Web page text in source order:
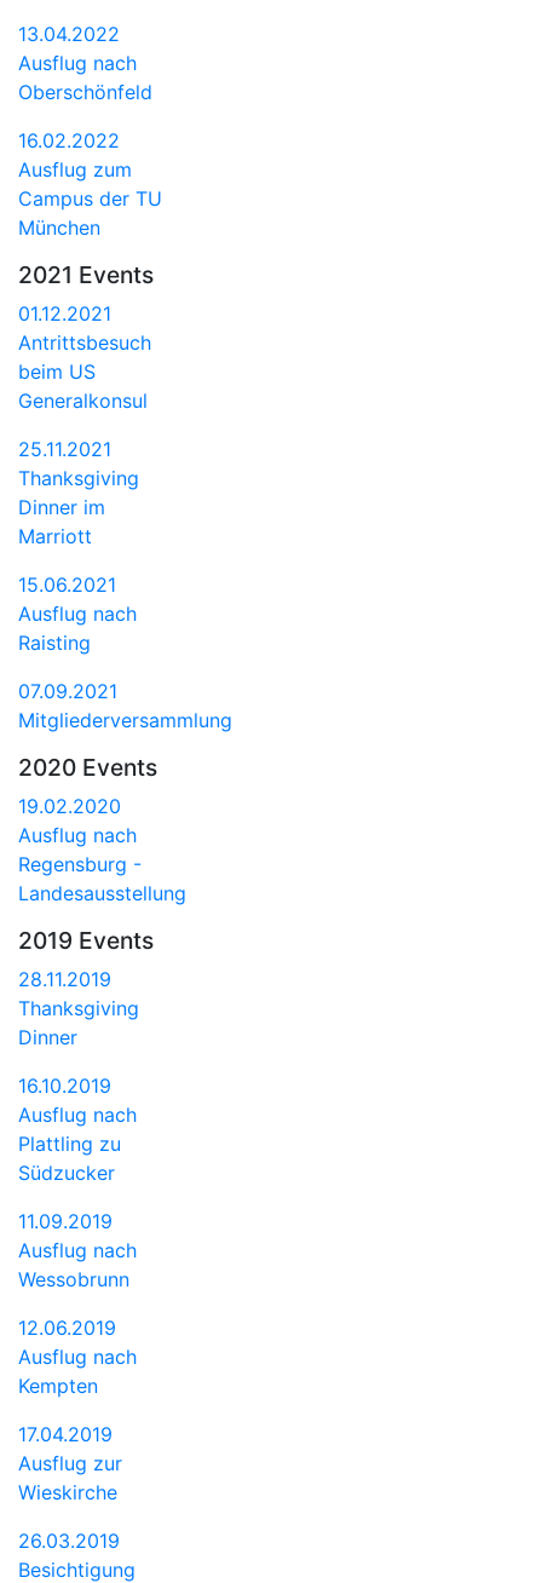
13.04.2022
Ausflug nach
Oberschönfeld
16.02.2022
Ausflug zum
Campus der TU
München
2021 Events
01.12.2021
Antrittsbesuch
beim US
Generalkonsul
25.11.2021
Thanksgiving
Dinner im
Marriott
15.06.2021
Ausflug nach
Raisting
07.09.2021
Mitgliederversammlung
2020 Events
19.02.2020
Ausflug nach
Regensburg -
Landesausstellung
2019 Events
28.11.2019
Thanksgiving
Dinner
16.10.2019
Ausflug nach
Plattling zu
Südzucker
11.09.2019
Ausflug nach
Wessobrunn
12.06.2019
Ausflug nach
Kempten
17.04.2019
Ausflug zur
Wieskirche
26.03.2019
Besichtigung